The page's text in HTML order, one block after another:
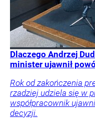
Dlaczego Andrzej
minister ujawnił
Rok od zakończenia
rzadziej udziela się w
współpracownik
decyzji.